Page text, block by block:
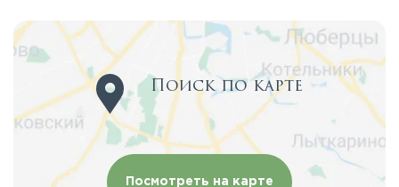
Поиск по карте
Посмотреть на карте